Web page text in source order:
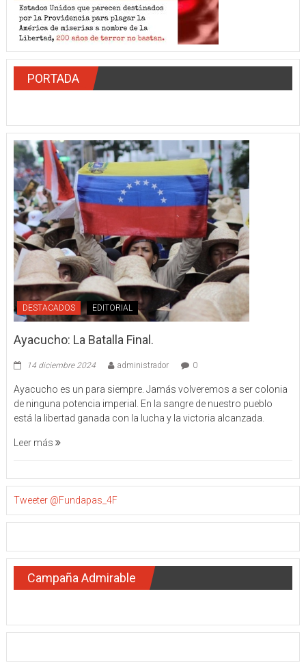
PORTADA
DESTACADOS EDITORIAL
Ayacucho: La Batalla Final.
14 diciembre 2024 administrador 0
Ayacucho es un para siempre. Jamás volveremos a ser colonia
de ninguna potencia imperial. En la sangre de nuestro pueblo
está la libertad ganada con la lucha y la victoria alcanzada.
Leer más
Tweeter @Fundapas_4F
Campaña Admirable